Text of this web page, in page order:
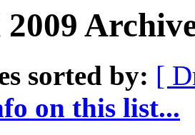
sorted by: [
on this list...